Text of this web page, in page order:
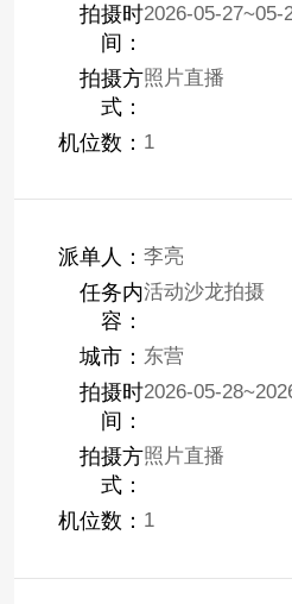
拍摄时
间：
2026-05-27~05-
拍摄方
式：
照片直播
机位数： 1
派单人： 李亮
任务内
容：
活动沙龙拍摄
城市： 东营
拍摄时
间：
2026-05-
拍摄方
式：
照片直播
机位数： 1